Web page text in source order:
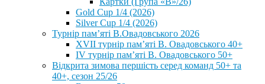
Gold Cup 1/4 (2026)
Silver Cup 1/4 (2026)
Турнір пам’яті В.Овадовського 2026
XVII турнір пам’яті В. Овадовського 40+
IV турнір пам’яті В. Овадовського 50+
Відкрита зимова першість серед команд 50+ та
40+, сезон 25/26